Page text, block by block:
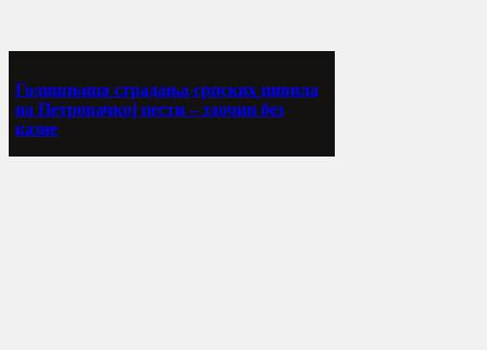
Годишњица страдања српских цивила
на Петровачкој цести – злочин без
казне